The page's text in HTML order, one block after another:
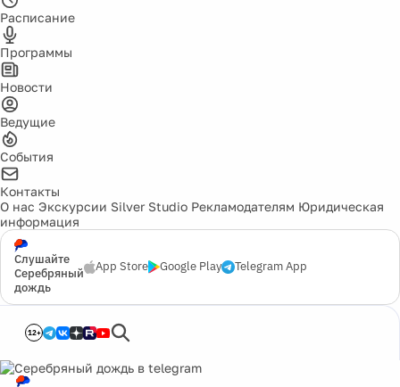
Расписание
Программы
Новости
Ведущие
События
Контакты
О нас Экскурсии Silver Studio Рекламодателям Юридическая
информация
Слушайте
Серебряный
дождь
App Store Google Play Telegram App
12+